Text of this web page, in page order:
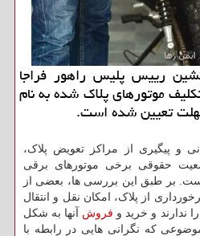
رییس پلیس راهور فراجا
موتورهای پلاک شده به نام
تعیین شده است.
و پیگیری از مراکز تعویض پلاک،
حقوقی برخی موتورهای برقی
بر طبق این بررسی ها، بعضی از
از پلاک، امکان نقل و انتقال
ندارند و خرید و فروش آنها به شکل
که نگرانی هایی در رابطه با